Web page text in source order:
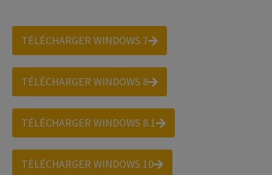
TÉLÉCHARGER WINDOWS 7
TÉLÉCHARGER WINDOWS 8
TÉLÉCHARGER WINDOWS 8.1
TÉLÉCHARGER WINDOWS 10